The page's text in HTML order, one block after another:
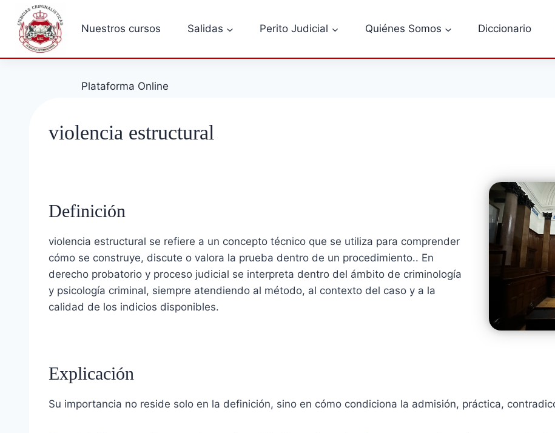
Saltar
contenido
Nuestros cursos Salidas Perito Judicial Quiénes Somos Diccionario
Plataforma Online
violencia estructural
Definición
violencia estructural se refiere a un concepto técnico que se utiliza para comprender
cómo se construye, discute o valora la prueba dentro de un procedimiento.. En
derecho probatorio y proceso judicial se interpreta dentro del ámbito de criminología
y psicología criminal, siempre atendiendo al método, al contexto del caso y a la
calidad de los indicios disponibles.
Explicación
Su importancia no reside solo en la definición, sino en cómo condiciona la admisión, práctica,